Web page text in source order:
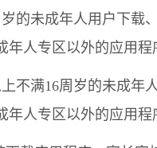
岁的未成年人用户下
年人专区以外的应用程
上不满16周岁的未成
年人专区以外的应用程